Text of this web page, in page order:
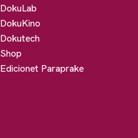
DokuLab
DokuKino
Dokutech
Shop
Edicionet Paraprake